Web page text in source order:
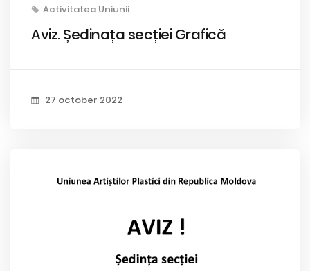
Activitatea Uniunii
Aviz. Ședinața secției Grafică
27 october 2022